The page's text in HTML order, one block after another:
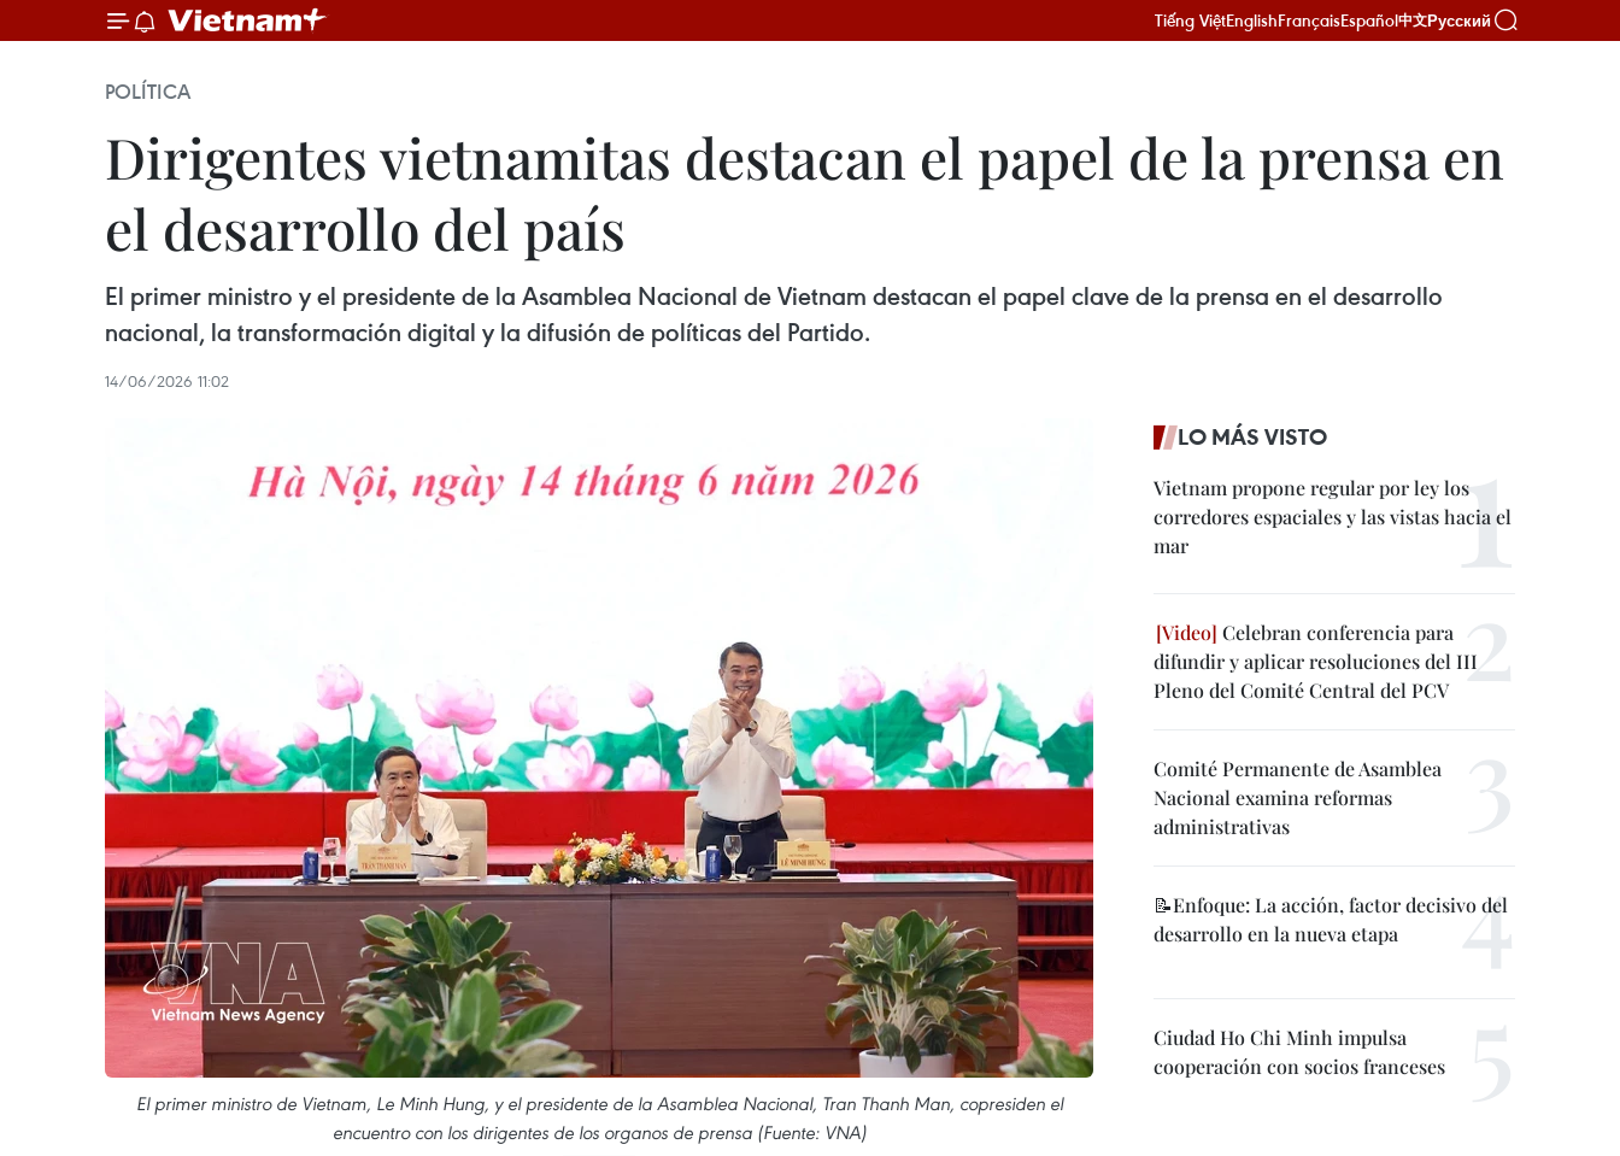
Tiếng ViệtEnglishFrançaisEspañol中文Русский
POLÍTICA
Dirigentes vietnamitas destacan el papel de la prensa en
el desarrollo del país
El primer ministro y el presidente de la Asamblea Nacional de Vietnam destacan el papel clave de la prensa en el desarrollo
nacional, la transformación digital y la difusión de políticas del Partido.
14/06/2026 11:02
El primer ministro de Vietnam, Le Minh Hung, y el presidente de la Asamblea Nacional, Tran Thanh Man, copresiden el
encuentro con los dirigentes de los organos de prensa (Fuente: VNA)
LO MÁS VISTO
Vietnam propone regular por ley los
corredores espaciales y las vistas hacia el
mar
Celebran conferencia para
difundir y aplicar resoluciones del III
Pleno del Comité Central del PCV
Comité Permanente de Asamblea
Nacional examina reformas
administrativas
📝Enfoque: La acción, factor decisivo del
desarrollo en la nueva etapa
Ciudad Ho Chi Minh impulsa
cooperación con socios franceses